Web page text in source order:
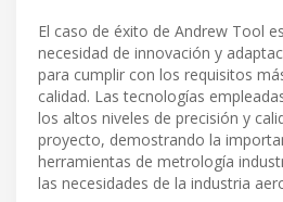
El caso de éxito de Andrew Tool
necesidad de innovación y
para cumplir con los requisitos
calidad. Las tecnologías
los altos niveles de precisión y
proyecto, demostrando la
herramientas de metrología
las necesidades de la industria